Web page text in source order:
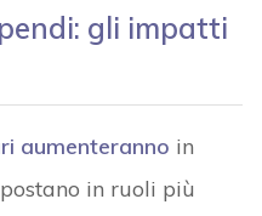
gli impatti
aumenteranno in
in ruoli più